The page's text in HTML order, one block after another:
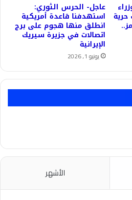
حرية
عاجل- الحرس الثوري:
استهدفنا قاعدة أمريكية
انطلق منها هجوم على برج
اتصالات في جزيرة سيريك
الإيرانية
يونيو 1, 2026
الأشهر